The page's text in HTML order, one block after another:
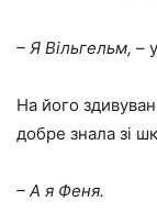
– Я Вільгельм, –
На його
добре знала зі
– А я Феня.